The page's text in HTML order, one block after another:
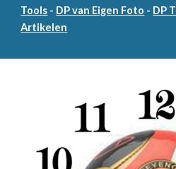
Tools - DP van Eigen Foto - DP
Artikelen